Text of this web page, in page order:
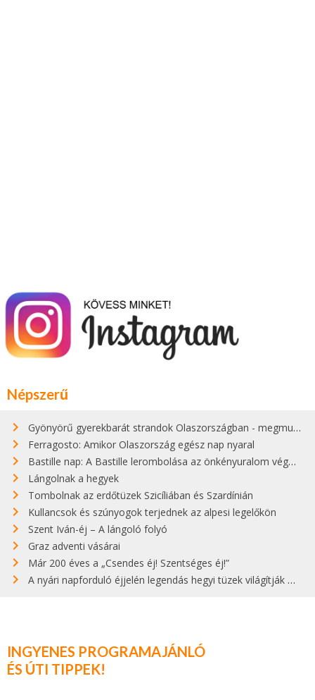
Népszerű
Gyönyörű gyerekbarát strandok Olaszországban - megmutatjuk a 15 legjobbat
Ferragosto: Amikor Olaszország egész nap nyaral
Bastille nap: A Bastille lerombolása az önkényuralom végét jelentette
Lángolnak a hegyek
Tombolnak az erdőtüzek Szicíliában és Szardínián
Kullancsok és szúnyogok terjednek az alpesi legelőkön
Szent Iván-éj – A lángoló folyó
Graz adventi vásárai
Már 200 éves a „Csendes éj! Szentséges éj!”
A nyári napforduló éjjelén legendás hegyi tüzek világítják meg Zugspitzét
INGYENES PROGRAMAJÁNLÓ
ÉS ÚTI TIPPEK!